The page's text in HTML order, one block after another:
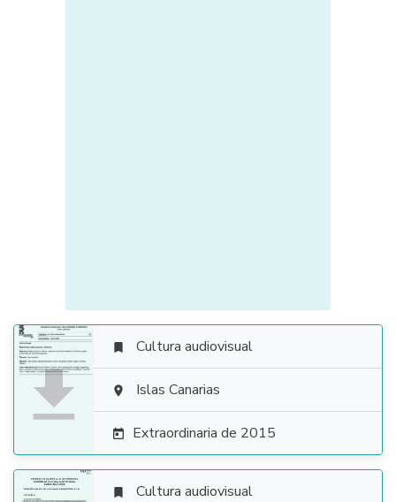

 Cultura audiovisual
 Islas Canarias
 Extraordinaria de 2015
 Cultura audiovisual